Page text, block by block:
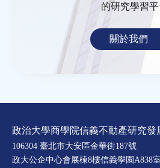
的研究學習平
關於我們
政治大學商學院信義不動產研究發
106304 臺北市大安區金華街187號
政大公企中心會展棟8樓信義學園A838室